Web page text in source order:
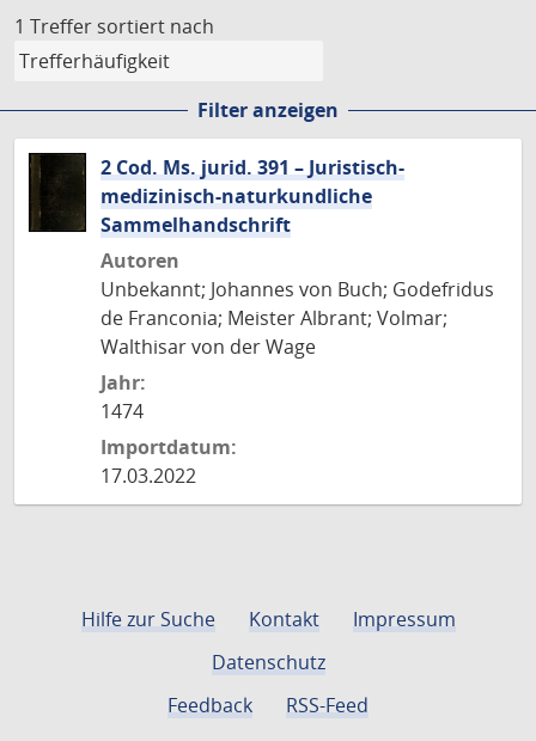
1 Treffer sortiert nach
Filter anzeigen
2 Cod. Ms. jurid. 391 – Juristisch-
medizinisch-naturkundliche
Sammelhandschrift
Autoren
Unbekannt; Johannes von Buch; Godefridus
de Franconia; Meister Albrant; Volmar;
Walthisar von der Wage
Jahr:
1474
Importdatum:
17.03.2022
Hilfe zur Suche Kontakt
Impressum
Datenschutz
Feedback
RSS-Feed